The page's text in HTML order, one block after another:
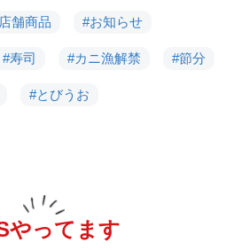
舗商品 #お知らせ
#寿司 #カニ漁解禁 #節分
#とびうお
やってます